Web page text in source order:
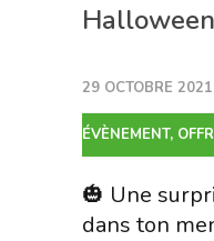
Halloween
29 OCTOBRE 2021
ÉVÈNEMENT,
🎃 Une
dans ton